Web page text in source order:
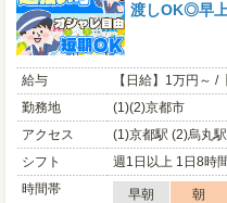
渡しOK◎早
給与
【日給】1万円～
勤務地
(1)(2)京都市
アクセス
(1)京都駅 (2)烏丸駅
シフト
週1日以上 1日8時
時間帯
早朝 朝